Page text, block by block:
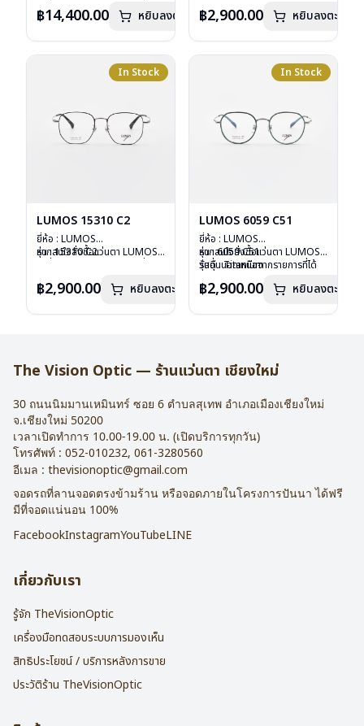
เลนส์ : กันแดดสีฟ้า
น้ำหนัก : 24 กรัม
อุปกรณ์ : กล่องแว่น , ผ้าเช็ดแว่น
ลงไว้กรุณาติดต่อเรา
คลิก
฿14,400.00 หยิบลงตะกร้าบานพับ : ไม่มีสปริง
อุปกรณ์ : กล่องแว่น , ผ้าเช็ดแว่น
การรับประกัน : 2 ปี
฿2,900.00 หยิบลงตะกร้า
In Stock
LUMOS 15310 C2
ยี่ห้อ : LUMOS
รุ่น : 15310 C2
บานพับ : ไม่มีสปริง
อุปกรณ์ : กล่องแว่น , ผ้าเช็ดแว่น
หากสนใจสั่งชื้อแว่นตา LUMOS
฿2,900.00 หยิบลงตะกร้า
In Stock
LUMOS 6059 C51
ยี่ห้อ : LUMOS
รุ่น : 6059 C51
วัสดุ : Titanium
บานพับ : ไม่มีสปริง
อุปกรณ์ : กล่องแว่น , ผ้าเช็ดแว่น
หากสนใจสั่งชื้อแว่นตา LUMOS
รุ่นอื่นนอกเหนือจากรายการที่ได้
฿2,900.00 หยิบลงตะกร้า
The Vision Optic — ร้านแว่นตา เชียงใหม่
30 ถนนนิมมานเหมินทร์ ซอย 6 ตำบลสุเทพ อำเภอเมืองเชียงใหม่
จ.เชียงใหม่ 50200
เวลาเปิดทำการ 10.00-19.00 น. (เปิดบริการทุกวัน)
โทรศัพท์ : 052-010232, 061-3280560
อีเมล : thevisionoptic@gmail.com
จอดรถที่ลานจอดตรงข้ามร้าน หรือจอดภายในโครงการปันนา ได้ฟรี
มีที่จอดแน่นอน 100%
FacebookInstagramYouTubeLINE
เกี่ยวกับเรา
รู้จัก TheVisionOptic
เครื่องมือทดสอบระบบการมองเห็น
สิทธิประโยชน์ / บริการหลังการขาย
ประวัติร้าน TheVisionOptic